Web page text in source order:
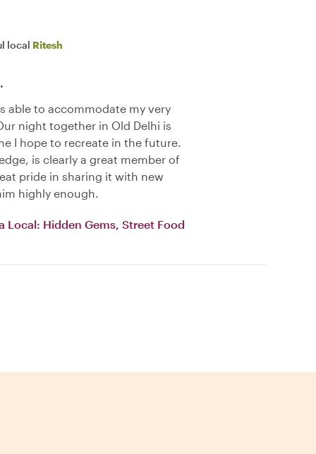
local Ritesh
able to accommodate my very
night together in Old Delhi is
I hope to recreate in the future.
is clearly a great member of
pride in sharing it with new
highly enough.
Local: Hidden Gems, Street Food